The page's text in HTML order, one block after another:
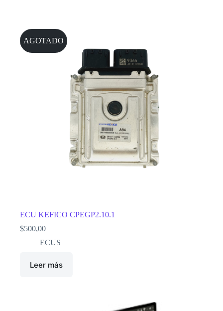
AGOTADO
ECU KEFICO CPEGP2.10.1
$500,00
ECUS
Leer más